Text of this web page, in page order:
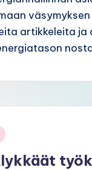
artikkeleita